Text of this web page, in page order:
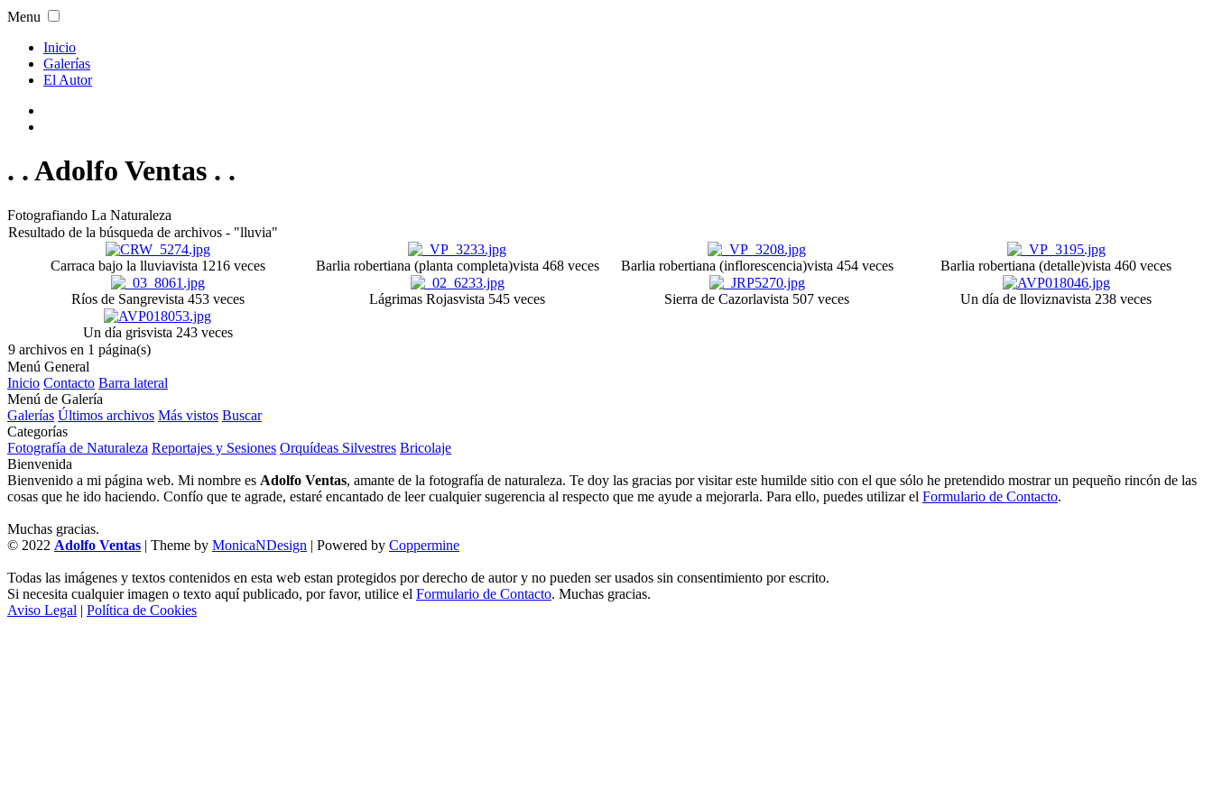
Menu
Inicio
Galerías
El Autor
. . Adolfo Ventas . .
Fotografiando La Naturaleza
Resultado de la búsqueda de archivos - "lluvia"
Carraca bajo la lluviavista 1216 veces Barlia robertiana (planta completa)vista 468 veces Barlia robertiana (inflorescencia)vista 454 veces Barlia robertiana (detalle)vista 460 veces
Ríos de Sangrevista 453 veces Lágrimas Rojasvista 545 veces Sierra de Cazorlavista 507 veces Un día de lloviznavista 238 veces
Un día grisvista 243 veces
9 archivos en 1 página(s)
Menú General
Inicio Contacto Barra lateral
Menú de Galería
Galerías Últimos archivos Más vistos Buscar
Categorías
Fotografía de Naturaleza Reportajes y Sesiones Orquídeas Silvestres Bricolaje
Bienvenida
Bienvenido a mi página web. Mi nombre es Adolfo Ventas, amante de la fotografía de naturaleza. Te doy las gracias por visitar este humilde sitio con el que sólo he pretendido mostrar un pequeño rincón de las
cosas que he ido haciendo. Confío que te agrade, estaré encantado de leer cualquier sugerencia al respecto que me ayude a mejorarla. Para ello, puedes utilizar el Formulario de Contacto.
Muchas gracias.
© 2022 Adolfo Ventas | Theme by MonicaNDesign | Powered by Coppermine
Todas las imágenes y textos contenidos en esta web estan protegidos por derecho de autor y no pueden ser usados sin consentimiento por escrito.
Si necesita cualquier imagen o texto aquí publicado, por favor, utilice el Formulario de Contacto. Muchas gracias.
Aviso Legal | Política de Cookies